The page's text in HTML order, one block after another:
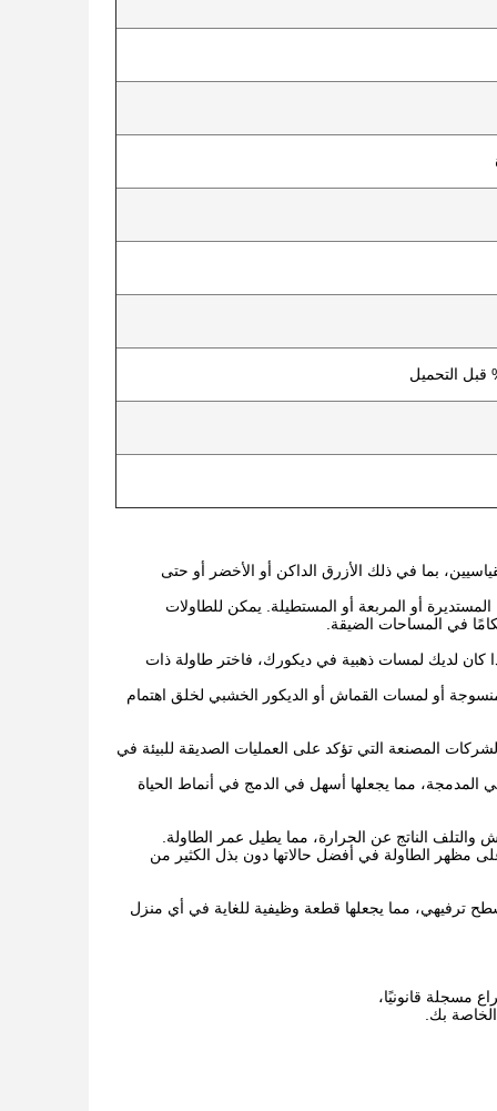
بما في ذلك الأزرق الداكن أو الأخضر أو ​​حتى
أو المربعة أو المستطيلة. يمكن للطاولات
في المساحات الضيقة.
كان لديك لمسات ذهبية في ديكورك، فاختر طاولة ذات
أو لمسات القماش أو الديكور الخشبي لخلق اهتمام
المصنعة التي تؤكد على العمليات الصديقة للبيئة في
المدمجة، مما يجعلها أسهل في الدمج في أنماط الحياة
الناتج عن الحرارة، مما يطيل عمر الطاولة.
مظهر الطاولة في أفضل حالاتها دون بذل الكثير من
ترفيهي، مما يجعلها قطعة وظيفية للغاية في أي منزل
مسجلة قانونيًا،
بك.